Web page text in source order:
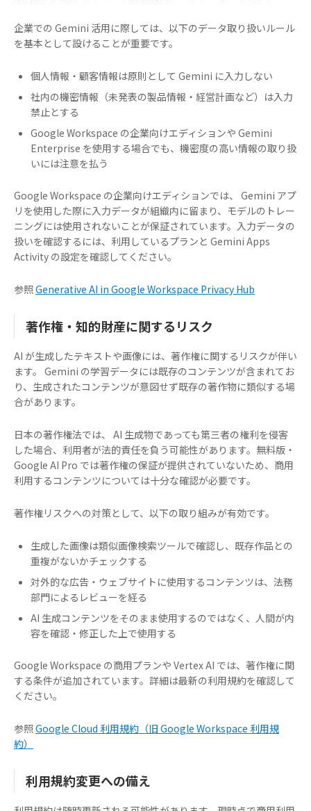
企業での Gemini 活用に際しては、以下のデータ取り扱いルール
を基本として設けることが重要です。
個人情報・顧客情報は原則として Gemini に入力しない
社内の機密情報（未発表の製品情報・経営計画など）は入力
禁止とする
Google Workspace の企業向けエディションや Gemini
Enterprise を使用する場合でも、機密度の高い情報の取り扱
いには注意を払う
Google Workspace の企業向けエディションでは、 Gemini アプ
リを使用した際に入力データが組織内に留まり、モデルのトレー
ニングには使用されないことが保証されています。入力データの
扱いを確認するには、利用しているプランと Gemini Apps
Activity の設定を確認してください。
参照Generative AI in Google Workspace Privacy Hub
著作権・知的財産に関するリスク
AI が生成したテキストや画像には、著作権に関するリスクが伴い
ます。 Gemini の学習データには既存のコンテンツが含まれてお
り、生成されたコンテンツが意図せず既存の著作物に類似する場
合があります。
日本の著作権法では、 AI 生成物であっても第三者の権利を侵害
した場合、利用者が法的責任を負う可能性があります。無料版・
Google AI Pro では著作権の保証が提供されていないため、商用
利用するコンテンツについては十分な確認が必要です。
著作権リスクへの対策として、以下の取り組みが有効です。
生成した画像は類似画像検索ツールで確認し、既存作品との
重複がないかチェックする
対外的な広告・ウェブサイトに使用するコンテンツは、法務
部門によるレビューを経る
AI 生成コンテンツをそのまま使用するのではなく、人間が内
容を確認・修正した上で使用する
Google Workspace の商用プランや Vertex AI では、著作権に関
する条件が追加されています。詳細は最新の利用規約を確認して
ください。
参照Google Cloud 利用規約（旧 Google Workspace 利用規
約）
利用規約変更への備え